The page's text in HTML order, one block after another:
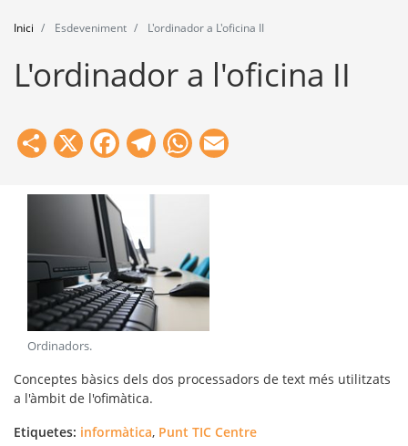
Eines
Inici Esdeveniment L'ordinador a L'oficina II
L'ordinador a l'oficina II
Share
X Facebook
Telegram
WhatsApp
Ordinadors.
Conceptes bàsics dels dos processadors de text més utilitzats
a l'àmbit de l'ofimàtica.
Etiquetes: informàtica, Punt TIC Centre